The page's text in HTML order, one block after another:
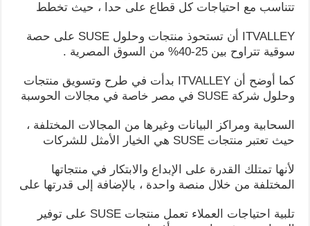
تتناسب مع احتياجات كل قطاع على حدا ، حيث تخطط
ITVALLEY أن تستحوذ منتجات وحلول SUSE على حصة
سوقية تتراوح بين 25-40% من السوق المصرية .
كما أوضح أن ITVALLEY بدأت في طرح وتسويق منتجات
وحلول شركة SUSE في مصر خاصة في مجالات الحوسبة
السحابية ومراكز البيانات وغيرها من المجالات المختلفة ،
حيث تعتبر منتجات SUSE هي الخيار الأمثل للشركات
لأنها تمتلك القدرة على الإبداع والابتكار في منتجاتها
المختلفة من خلال منصة واحدة ، بالإضافة إلى قدرتها على
تلبية احتياجات العملاء تعمل منتجات SUSE على توفير